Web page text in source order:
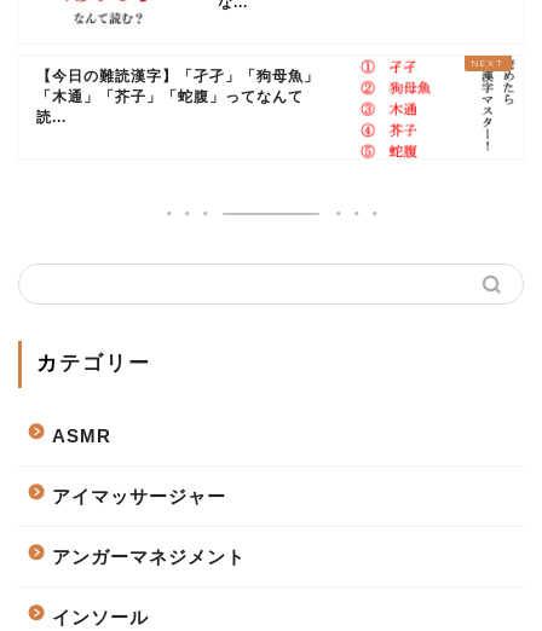
【今日の難読漢字】「孑孑」「狗母魚」
「木通」「芥子」「蛇腹」ってなんて
読...
カテゴリー
ASMR
アイマッサージャー
アンガーマネジメント
インソール